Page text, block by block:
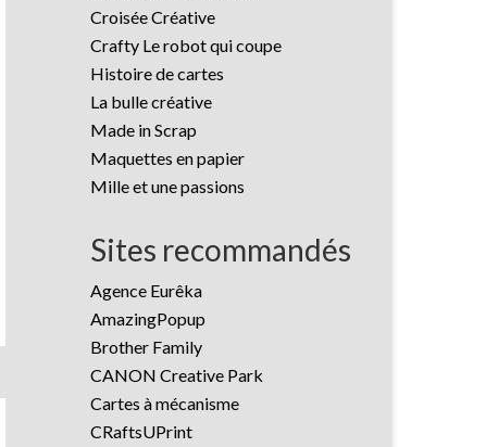
Croisée Créative
Crafty Le robot qui coupe
Histoire de cartes
La bulle créative
Made in Scrap
Maquettes en papier
Mille et une passions
Sites recommandés
Agence Eurêka
AmazingPopup
Brother Family
CANON Creative Park
Cartes à mécanisme
CRaftsUPrint